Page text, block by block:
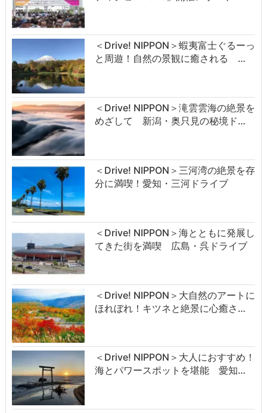
＜Drive! NIPPON＞蝦夷富士ぐるーっ
と周遊！自然の景観に癒される …
＜Drive! NIPPON＞滝雲雲海の絶景を
めざして 新潟・奥只見の秘境ド…
＜Drive! NIPPON＞三河湾の絶景を存
分に満喫！愛知・三河ドライブ
＜Drive! NIPPON＞海とともに発展し
てきた街を満喫 広島・呉ドライブ
＜Drive! NIPPON＞大自然のアートに
ほれぼれ！キツネと絶景に心癒さ…
＜Drive! NIPPON＞大人におすすめ！
海とパワースポットを堪能 愛知…